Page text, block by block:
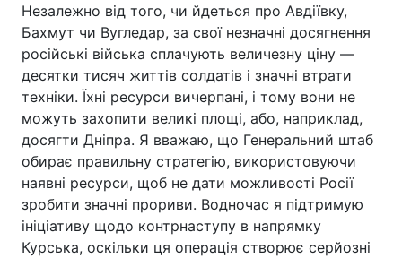
Незалежно від того, чи йдеться про Авдіївку,
Бахмут чи Вугледар, за свої незначні досягнення
російські війська сплачують величезну ціну —
десятки тисяч життів солдатів і значні втрати
техніки. Їхні ресурси вичерпані, і тому вони не
можуть захопити великі площі, або, наприклад,
досягти Дніпра. Я вважаю, що Генеральний штаб
обирає правильну стратегію, використовуючи
наявні ресурси, щоб не дати можливості Росії
зробити значні прориви. Водночас я підтримую
ініціативу щодо контрнаступу в напрямку
Курська, оскільки ця операція створює серйозні